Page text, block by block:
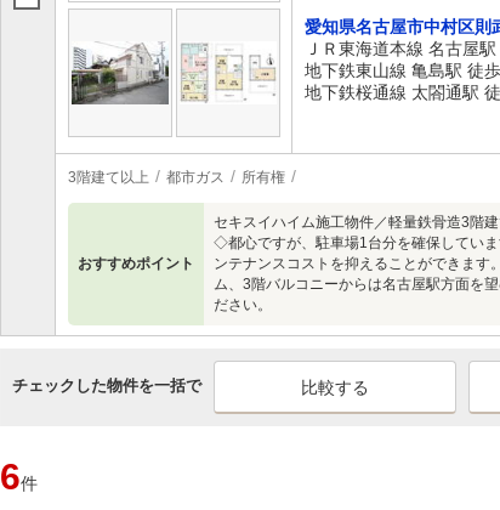
愛知県名古屋市中村区則
ＪＲ東海道本線 名古屋
地下鉄東山線 亀島駅 徒
地下鉄桜通線 太閤通駅
3階建て以上 都市ガス 所有権
おすすめポイント
セキスイハイム施工物件／軽量鉄骨造3階
◇都心ですが、駐車場1台分を確保してい
ンテナンスコストを抑えることができま
ム、3階バルコニーからは名古屋駅方面を
ださい。
チェックした物件を一括で
6件